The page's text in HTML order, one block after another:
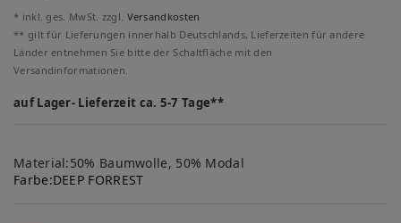
* inkl. ges. MwSt. zzgl. Versandkosten
** gilt für Lieferungen innerhalb Deutschlands, Lieferzeiten für andere
Länder entnehmen Sie bitte der Schaltfläche mit den
Versandinformationen.
auf Lager- Lieferzeit ca. 5-7 Tage**
Material:50% Baumwolle, 50% Modal
Farbe:DEEP FORREST